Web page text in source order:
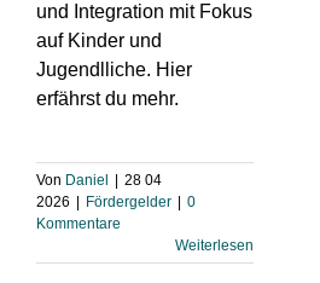
und Integration mit Fokus
auf Kinder und
Jugendlliche. Hier
erfährst du mehr.
Von Daniel
28 04
2026
Fördergelder
0
Kommentare
Weiterlesen